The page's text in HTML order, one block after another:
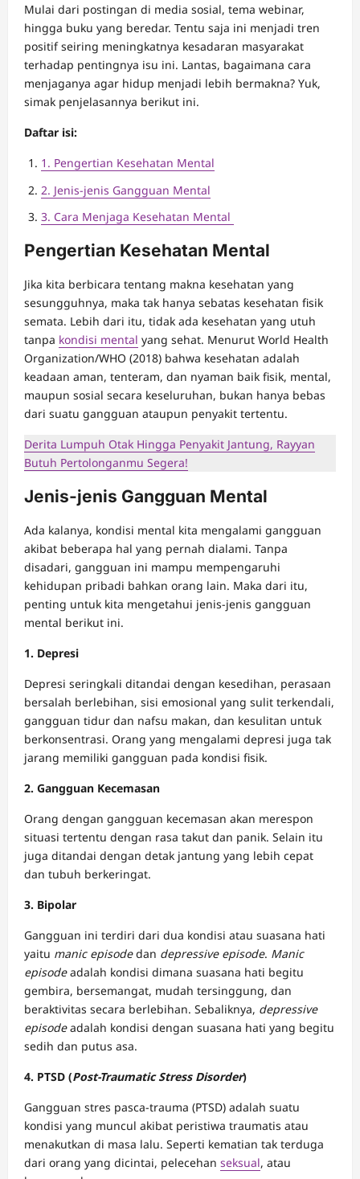
Mulai dari postingan di media sosial, tema webinar,
hingga buku yang beredar. Tentu saja ini menjadi tren
positif seiring meningkatnya kesadaran masyarakat
terhadap pentingnya isu ini. Lantas, bagaimana cara
menjaganya agar hidup menjadi lebih bermakna? Yuk,
simak penjelasannya berikut ini.
Daftar isi:
1. Pengertian Kesehatan Mental
2. Jenis-jenis Gangguan Mental
3. Cara Menjaga Kesehatan Mental
Pengertian Kesehatan Mental
Jika kita berbicara tentang makna kesehatan yang
sesungguhnya, maka tak hanya sebatas kesehatan fisik
semata. Lebih dari itu, tidak ada kesehatan yang utuh
tanpa kondisi mental yang sehat. Menurut World Health
Organization/WHO (2018) bahwa kesehatan adalah
keadaan aman, tenteram, dan nyaman baik fisik, mental,
maupun sosial secara keseluruhan, bukan hanya bebas
dari suatu gangguan ataupun penyakit tertentu.
Derita Lumpuh Otak Hingga Penyakit Jantung, Rayyan
Butuh Pertolonganmu Segera!
Jenis-jenis Gangguan Mental
Ada kalanya, kondisi mental kita mengalami gangguan
akibat beberapa hal yang pernah dialami. Tanpa
disadari, gangguan ini mampu mempengaruhi
kehidupan pribadi bahkan orang lain. Maka dari itu,
penting untuk kita mengetahui jenis-jenis gangguan
mental berikut ini.
1. Depresi
Depresi seringkali ditandai dengan kesedihan, perasaan
bersalah berlebihan, sisi emosional yang sulit terkendali,
gangguan tidur dan nafsu makan, dan kesulitan untuk
berkonsentrasi. Orang yang mengalami depresi juga tak
jarang memiliki gangguan pada kondisi fisik.
2. Gangguan Kecemasan
Orang dengan gangguan kecemasan akan merespon
situasi tertentu dengan rasa takut dan panik. Selain itu
juga ditandai dengan detak jantung yang lebih cepat
dan tubuh berkeringat.
3. Bipolar
Gangguan ini terdiri dari dua kondisi atau suasana hati
yaitu manic episodedan depressive episode. Manic
episodeadalah kondisi dimana suasana hati begitu
gembira, bersemangat, mudah tersinggung, dan
beraktivitas secara berlebihan. Sebaliknya, depressive
episodeadalah kondisi dengan suasana hati yang begitu
sedih dan putus asa.
4. PTSD (Post-Traumatic Stress Disorder)
Gangguan stres pasca-trauma (PTSD) adalah suatu
kondisi yang muncul akibat peristiwa traumatis atau
menakutkan di masa lalu. Seperti kematian tak terduga
dari orang yang dicintai, pelecehan seksual, atau